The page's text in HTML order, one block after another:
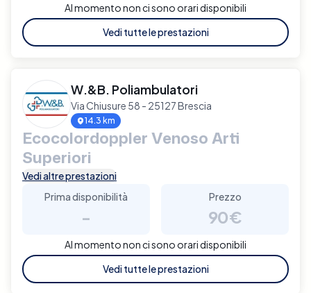
Al momento non ci sono orari disponibili
Vedi tutte le prestazioni
W.&B. Poliambulatori
Via Chiusure 58 - 25127 Brescia
14.3 km
Ecocolordoppler Venoso Arti
Superiori
Vedi altre prestazioni
Prima disponibilità
-
Prezzo
90€
Al momento non ci sono orari disponibili
Vedi tutte le prestazioni